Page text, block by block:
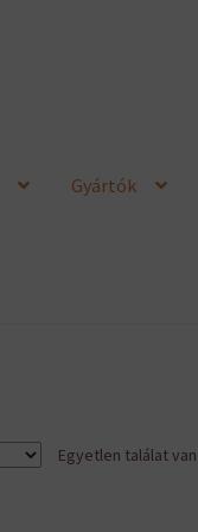
Gyártók
Egyetlen találat van